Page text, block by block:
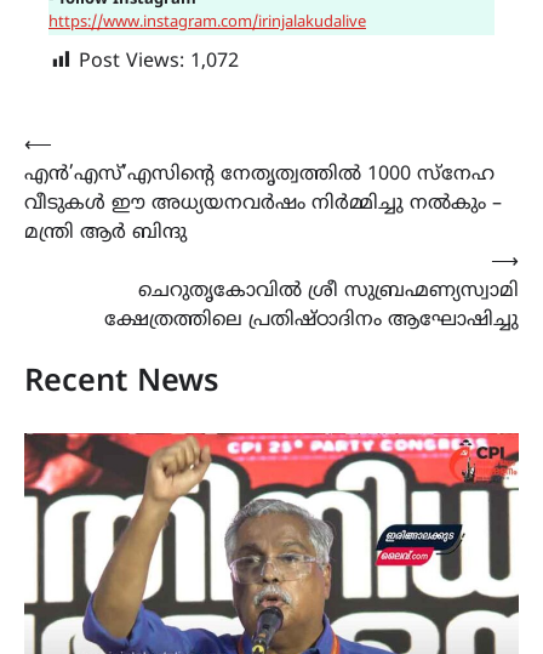
https://www.instagram.com/irinjalakudalive
Post Views: 1,072
Post
navigation
⟵
എൻ’എസ്’എസിന്‍റെ നേതൃത്വത്തിൽ 1000 സ്നേഹ
വീടുകൾ ഈ അധ്യയനവർഷം നിർമ്മിച്ചു നൽകും –
മന്ത്രി ആർ ബിന്ദു
ചെറുതൃകോവിൽ ശ്രീ സുബ്രഹ്മണ്യസ്വാമി
ക്ഷേത്രത്തിലെ പ്രതിഷ്ഠാദിനം ആഘോഷിച്ചു
⟶
Recent News